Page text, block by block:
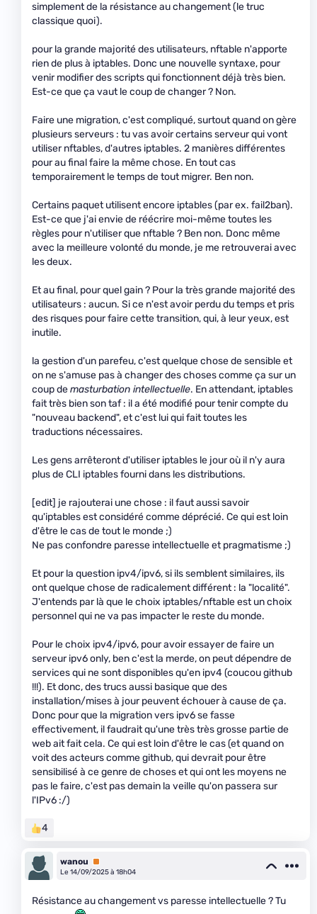
simplement de la résistance au changement (le truc
classique quoi).
pour la grande majorité des utilisateurs, nftable n'apporte
rien de plus à iptables. Donc une nouvelle syntaxe, pour
venir modifier des scripts qui fonctionnent déjà très bien.
Est-ce que ça vaut le coup de changer ? Non.
Faire une migration, c'est compliqué, surtout quand on gère
plusieurs serveurs : tu vas avoir certains serveur qui vont
utiliser nftables, d'autres iptables. 2 manières différentes
pour au final faire la même chose. En tout cas
temporairement le temps de tout migrer. Ben non.
Certains paquet utilisent encore iptables (par ex. fail2ban).
Est-ce que j'ai envie de réécrire moi-même toutes les
règles pour n'utiliser que nftable ? Ben non. Donc même
avec la meilleure volonté du monde, je me retrouverai avec
les deux.
Et au final, pour quel gain ? Pour la très grande majorité des
utilisateurs : aucun. Si ce n'est avoir perdu du temps et pris
des risques pour faire cette transition, qui, à leur yeux, est
inutile.
la gestion d'un parefeu, c'est quelque chose de sensible et
on ne s'amuse pas à changer des choses comme ça sur un
coup demasturbation intellectuelle. En attendant, iptables
fait très bien son taf : il a été modifié pour tenir compte du
"nouveau backend", et c'est lui qui fait toutes les
traductions nécessaires.
Les gens arrêteront d'utiliser iptables le jour où il n'y aura
plus de CLI iptables fourni dans les distributions.
[edit] je rajouterai une chose : il faut aussi savoir
qu'iptables est considéré comme déprécié. Ce qui est loin
d'être le cas de tout le monde ;)
Ne pas confondre paresse intellectuelle et pragmatisme ;)
Et pour la question ipv4/ipv6, si ils semblent similaires, ils
ont quelque chose de radicalement différent : la "localité".
J'entends par là que le choix iptables/nftable est un choix
personnel qui ne va pas impacter le reste du monde.
Pour le choix ipv4/ipv6, pour avoir essayer de faire un
serveur ipv6 only, ben c'est la merde, on peut dépendre de
services qui ne sont disponibles qu'en ipv4 (coucou github
!!!). Et donc, des trucs aussi basique que des
installation/mises à jour peuvent échouer à cause de ça.
Donc pour que la migration vers ipv6 se fasse
effectivement, il faudrait qu'une très très grosse partie de
web ait fait cela. Ce qui est loin d'être le cas (et quand on
voit des acteurs comme github, qui devrait pour être
sensibilisé à ce genre de choses et qui ont les moyens ne
pas le faire, c'est pas demain la veille qu'on passera sur
l'IPv6 :/)
4
wanou
Premium
Le 14/09/2025 à 18h04
Résistance au changement vs paresse intellectuelle ? Tu